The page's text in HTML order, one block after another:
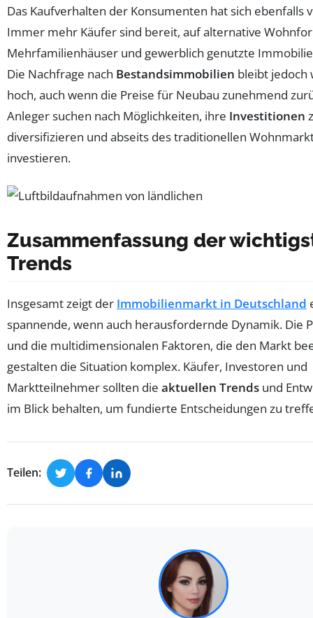
Das Kaufverhalten der Konsumenten hat sich ebenfalls
Immer mehr Käufer sind bereit, auf alternative
Mehrfamilienhäuser und gewerblich genutzte
Die Nachfrage nach Bestandsimmobilien bleibt jedoch
hoch, auch wenn die Preise für Neubau zunehmend
Anleger suchen nach Möglichkeiten, ihre Investitionen
diversifizieren und abseits des traditionellen
investieren.
Zusammenfassung der
Trends
Insgesamt zeigt der Immobilienmarkt in Deutschland
spannende, wenn auch herausfordernde Dynamik. Die
und die multidimensionalen Faktoren, die den Markt
gestalten die Situation komplex. Käufer, Investoren und
Marktteilnehmer sollten die aktuellen Trends und
im Blick behalten, um fundierte Entscheidungen zu
Teilen: